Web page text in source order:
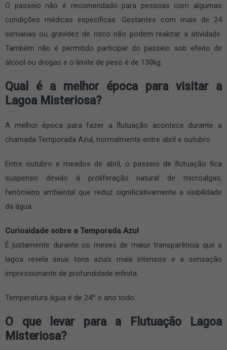
O passeio não é recomendado para pessoas com algumas
condições médicas específicas. Gestantes com mais de 24
semanas ou gravidez de risco não podem realizar a atividade.
Também não é permitido participar do passeio sob efeito de
álcool ou drogas e o limite de peso é de 130kg.
Qual é a melhor época para visitar a
Lagoa Misteriosa?
A melhor época para fazer a flutuação acontece durante a
chamada Temporada Azul, normalmente entre abril e outubro.
Entre outubro e meados de abril, o passeio de flutuação fica
suspenso devido à proliferação natural de microalgas,
fenômeno ambiental que reduz significativamente a visibilidade
da água.
Curiosidade sobre a Temporada Azul
É justamente durante os meses de maior transparência que a
lagoa revela seus tons azuis mais intensos e a sensação
impressionante de profundidade infinita.
Temperatura água é de 24° o ano todo.
O que levar para a Flutuação Lagoa
Misteriosa?